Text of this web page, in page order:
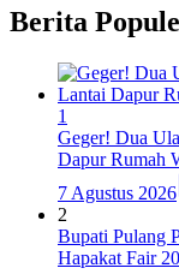
Berita
1
Geger! Dua
Dapur Rumah
7 Agustus 2026
2
Bupati Pulang
Hapakat Fair